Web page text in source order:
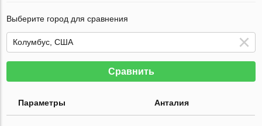
Выберите город для сравнения
Сравнить
Параметры Анталия